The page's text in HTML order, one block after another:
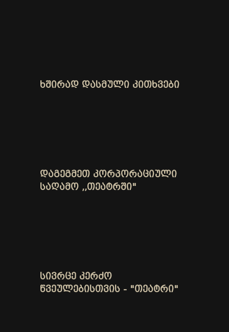
ᲮᲨᲘᲠᲐᲓ ᲓᲐᲡᲛᲣᲚᲘ ᲙᲘᲗᲮᲕᲔᲑᲘ
ᲓᲐᲒᲔᲒᲛᲔᲗ ᲙᲝᲠᲞᲝᲠᲐᲪᲘᲣᲚᲘ
ᲡᲐᲦᲐᲛᲝ ,,ᲗᲔᲐᲢᲠᲨᲘ"
ᲡᲘᲕᲠᲪᲔ ᲙᲔᲠᲫᲝ
ᲬᲕᲔᲣᲚᲔᲑᲘᲡᲗᲕᲘᲡ - "ᲗᲔᲐᲢᲠᲘ"